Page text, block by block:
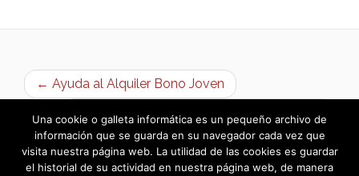
← Ayuda al Alquiler Bono Joven
Concierto Benéfico Manos Unidas 2024 →
Una cookie o galleta informática es un pequeño archivo de
información que se guarda en su navegador cada vez que
visita nuestra página web. La utilidad de las cookies es guardar
el historial de su actividad en nuestra página web, de manera